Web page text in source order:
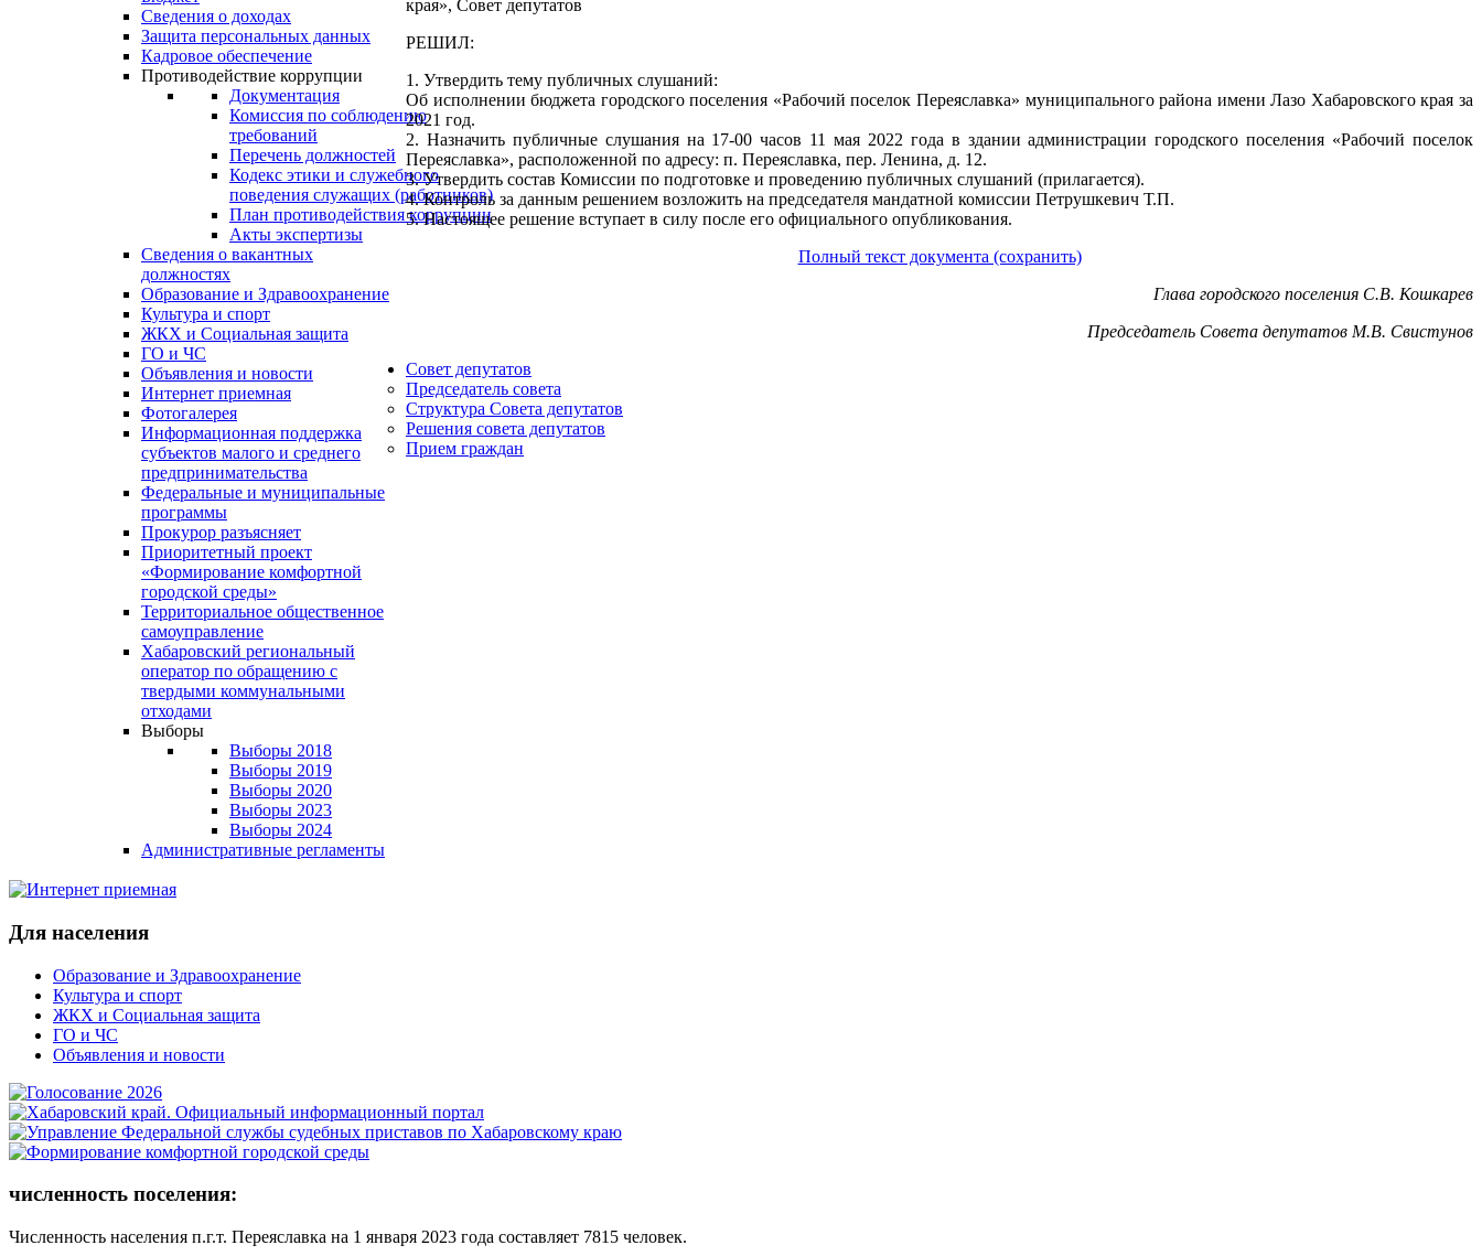
Сведения о доходах
Защита персональных данных
Кадровое обеспечение
Противодействие коррупции
Документация
Комиссия по соблюдению
требований
Перечень должностей
Кодекс этики и служебного
поведения служащих (работников)
План противодействия коррупции
Акты экспертизы
Сведения о вакантных
должностях
Образование и Здравоохранение
Культура и спорт
ЖКХ и Социальная защита
ГО и ЧС
Объявления и новости
Интернет приемная
Фотогалерея
Информационная поддержка
субъектов малого и среднего
предпринимательства
Федеральные и муниципальные
программы
Прокурор разъясняет
Приоритетный проект
«Формирование комфортной
городской среды»
Территориальное общественное
самоуправление
Хабаровский региональный
оператор по обращению с
твердыми коммунальными
отходами
Выборы
Выборы 2018
Выборы 2019
Выборы 2020
Выборы 2023
Выборы 2024
Административные регламенты
края», Совет депутатов
РЕШИЛ:
1. Утвердить тему публичных слушаний:
Об исполнении бюджета городского поселения «Рабочий поселок Переяславка» муниципального района имени Лазо Хабаровского края за
2021 год.
2. Назначить публичные слушания на 17-00 часов 11 мая 2022 года в здании администрации городского поселения «Рабочий поселок
Переяславка», расположенной по адресу: п. Переяславка, пер. Ленина, д. 12.
3. Утвердить состав Комиссии по подготовке и проведению публичных слушаний (прилагается).
4. Контроль за данным решением возложить на председателя мандатной комиссии Петрушкевич Т.П.
5. Настоящее решение вступает в силу после его официального опубликования.
Полный текст документа (сохранить)
Глава городского поселения С.В. Кошкарев
Председатель Совета депутатов М.В. Свистунов
Совет депутатов
Председатель совета
Структура Совета депутатов
Решения совета депутатов
Прием граждан
Для населения
Образование и Здравоохранение
Культура и спорт
ЖКХ и Социальная защита
ГО и ЧС
Объявления и новости
численность поселения:
Численность населения п.г.т. Переяславка на 1 января 2023 года составляет 7815 человек.